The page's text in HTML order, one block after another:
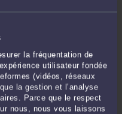
la fréquentation de
utilisateur fondée
(vidéos, réseaux
la gestion et l’analyse
Parce que le respect
nous, nous vous laissons